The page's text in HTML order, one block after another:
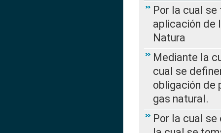
Por la cual
aplicación de
Natura
Mediante la
cual se
obligación de
gas natural.
Por la cual se